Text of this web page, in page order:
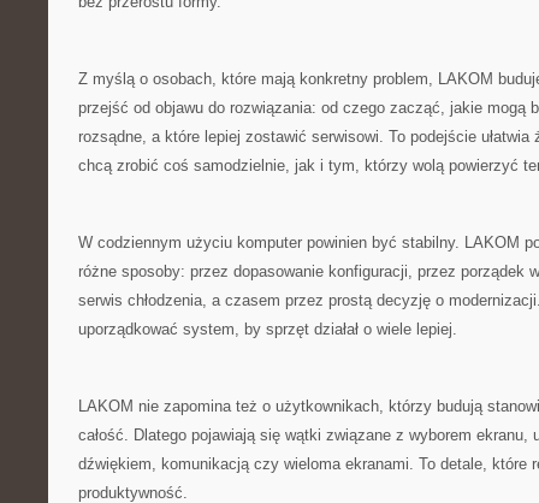
Z myślą o osobach, które mają konkretny problem, LAKOM
przejść od objawu do rozwiązania: od czego zacząć, jakie mogą
rozsądne, a które lepiej zostawić serwisowi. To podejście
chcą zrobić coś samodzielnie, jak i tym, którzy wolą powierzyć
W codziennym użyciu komputer powinien być stabilny. LAKOM
różne sposoby: przez dopasowanie konfiguracji, przez porządek
serwis chłodzenia, a czasem przez prostą decyzję o
uporządkować system, by sprzęt działał o wiele lepiej.
LAKOM nie zapomina też o użytkownikach, którzy budują
całość. Dlatego pojawiają się wątki związane z wyborem ekranu,
dźwiękiem, komunikacją czy wieloma ekranami. To detale, które
produktywność.